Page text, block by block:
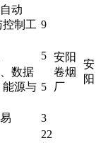
动
制工 9
安阳
卷烟
厂
安
阳
5
数据
能源与 5
3
22